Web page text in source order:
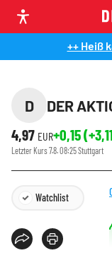
++ Heiß
D
4,97 EUR+0,15(
Letzter Kurs7.8. 08:25Stuttgart
Watchlist